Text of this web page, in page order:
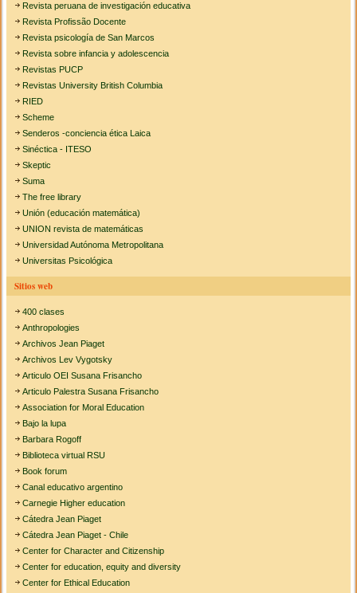
Revista peruana de investigación educativa
Revista Profissão Docente
Revista psicología de San Marcos
Revista sobre infancia y adolescencia
Revistas PUCP
Revistas University British Columbia
RIED
Scheme
Senderos -conciencia ética Laica
Sinéctica - ITESO
Skeptic
Suma
The free library
Unión (educación matemática)
UNION revista de matemáticas
Universidad Autónoma Metropolitana
Universitas Psicológica
Sitios web
400 clases
Anthropologies
Archivos Jean Piaget
Archivos Lev Vygotsky
Articulo OEI Susana Frisancho
Articulo Palestra Susana Frisancho
Association for Moral Education
Bajo la lupa
Barbara Rogoff
Biblioteca virtual RSU
Book forum
Canal educativo argentino
Carnegie Higher education
Cátedra Jean Piaget
Cátedra Jean Piaget - Chile
Center for Character and Citizenship
Center for education, equity and diversity
Center for Ethical Education